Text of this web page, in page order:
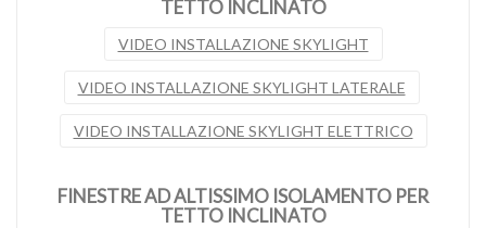
TETTO INCLINATO
VIDEO INSTALLAZIONE SKYLIGHT
VIDEO INSTALLAZIONE SKYLIGHT LATERALE
VIDEO INSTALLAZIONE SKYLIGHT ELETTRICO
FINESTRE AD ALTISSIMO ISOLAMENTO PER
TETTO INCLINATO